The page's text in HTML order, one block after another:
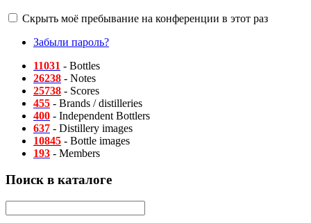
Скрыть моё пребывание на конференции в этот раз
Забыли пароль?
11031 - Bottles
26238 - Notes
25738 - Scores
455 - Brands / distilleries
400 - Independent Bottlers
637 - Distillery images
10845 - Bottle images
193 - Members
Поиск в каталоге